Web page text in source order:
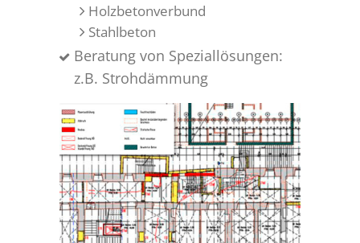
Holzbetonverbund
Stahlbeton
Beratung von Speziallösungen:
z.B. Strohdämmung